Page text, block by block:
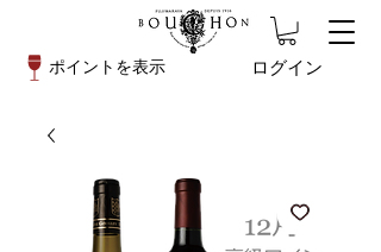
ポイントを表示 ログイン